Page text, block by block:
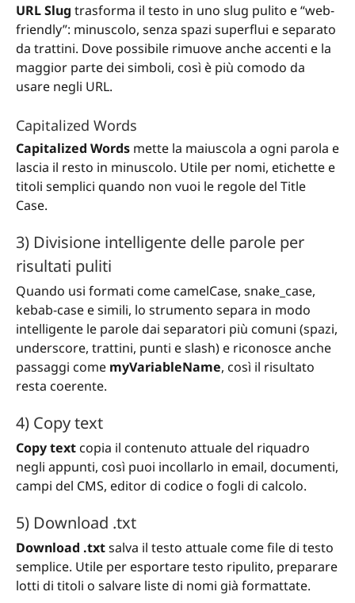
URL Slug trasforma il testo in uno slug pulito e “web-
friendly”: minuscolo, senza spazi superflui e separato
da trattini. Dove possibile rimuove anche accenti e la
maggior parte dei simboli, così è più comodo da
usare negli URL.
Capitalized Words
Capitalized Words mette la maiuscola a ogni parola e
lascia il resto in minuscolo. Utile per nomi, etichette e
titoli semplici quando non vuoi le regole del Title
Case.
3) Divisione intelligente delle parole per
risultati puliti
Quando usi formati come camelCase, snake_case,
kebab-case e simili, lo strumento separa in modo
intelligente le parole dai separatori più comuni (spazi,
underscore, trattini, punti e slash) e riconosce anche
passaggi come myVariableName, così il risultato
resta coerente.
4) Copy text
Copy text copia il contenuto attuale del riquadro
negli appunti, così puoi incollarlo in email, documenti,
campi del CMS, editor di codice o fogli di calcolo.
5) Download .txt
Download .txtsalva il testo attuale come file di testo
semplice. Utile per esportare testo ripulito, preparare
lotti di titoli o salvare liste di nomi già formattate.